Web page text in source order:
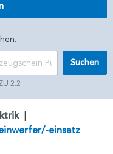
2.2
Suchen
|
einsatz